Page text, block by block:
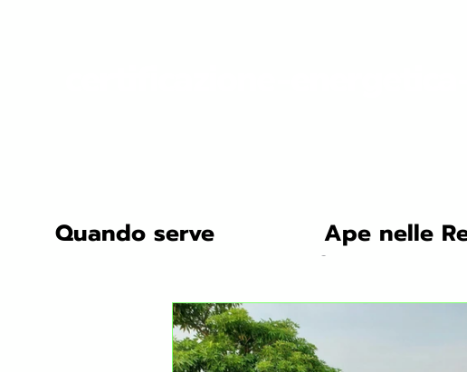
All Posts Tecnologie e Soluzioni
Studi di Caso
Quando serve Ape nelle